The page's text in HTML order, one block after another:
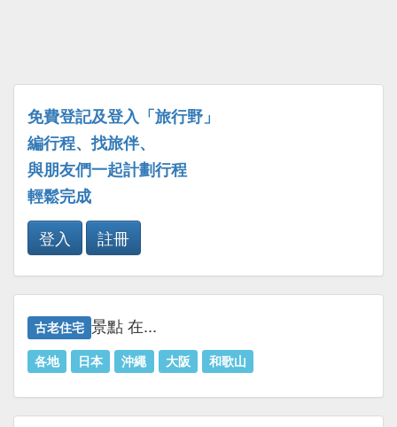
免費登記及登入「旅行野」
編行程、找旅伴、
與朋友們一起計劃行程
輕鬆完成
登入
註冊
古老住宅 景點 在...
各地 日本 沖繩 大阪 和歌山